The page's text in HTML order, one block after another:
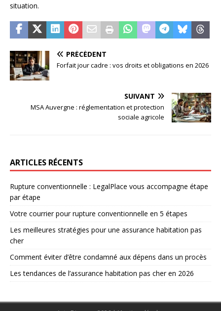
situation.
PRÉCÉDENT
Forfait jour cadre : vos droits et obligations en 2026
SUIVANT
MSA Auvergne : réglementation et protection
sociale agricole
ARTICLES RÉCENTS
Rupture conventionnelle : LegalPlace vous accompagne étape
par étape
Votre courrier pour rupture conventionnelle en 5 étapes
Les meilleures stratégies pour une assurance habitation pas
cher
Comment éviter d’être condamné aux dépens dans un procès
Les tendances de l’assurance habitation pas cher en 2026